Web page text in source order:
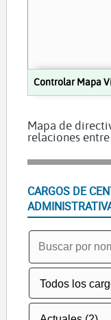
Controlar Mapa
Mapa de
relaciones
CARGOS DE